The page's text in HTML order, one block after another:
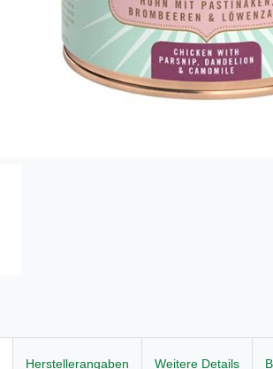
Herstellerangaben Weitere Details